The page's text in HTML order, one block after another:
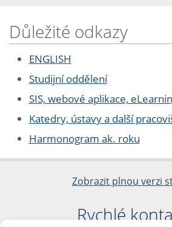
Důležité odkazy
ENGLISH
Studijní oddělení
SIS, webové aplikace,
Katedry, ústavy a další
Harmonogram ak. roku
Zobrazit plnou verzi
Rychlé